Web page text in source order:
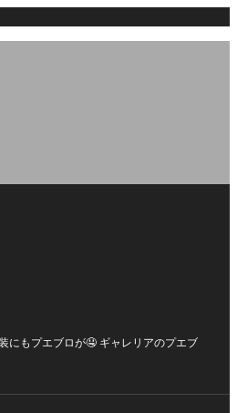
にもプエブロが🤤 ギャレリアのプエブ